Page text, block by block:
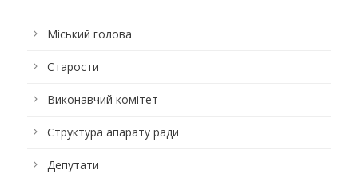
Міський голова
Старости
Виконавчий комітет
Структура апарату ради
Депутати